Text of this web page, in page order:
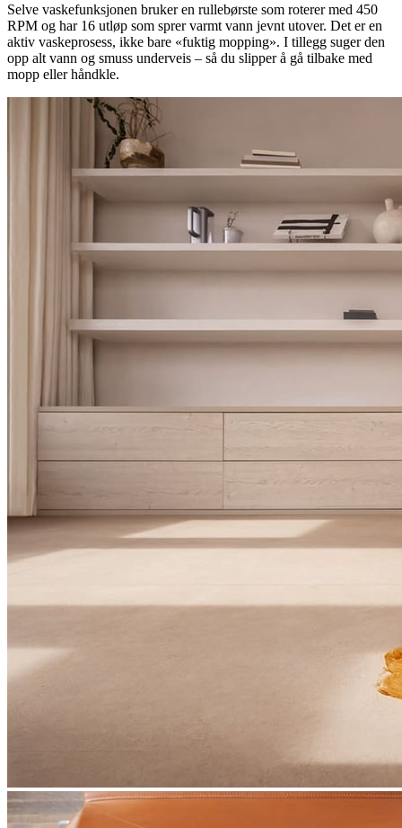
Selve vaskefunksjonen bruker en rullebørste som roterer med 450
RPM og har 16 utløp som sprer varmt vann jevnt utover. Det er en
aktiv vaskeprosess, ikke bare «fuktig mopping». I tillegg suger den
opp alt vann og smuss underveis – så du slipper å gå tilbake med
mopp eller håndkle.